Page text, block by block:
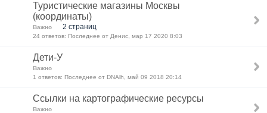
Туристические магазины Москвы
(координаты)
Важно 2 страниц
24 ответов: Последнее от Денис, мар 17 2020 8:03
Дети-У
Важно
1 ответов: Последнее от DNAlh, май 09 2018 20:14
Ссылки на картографические ресурсы
Важно